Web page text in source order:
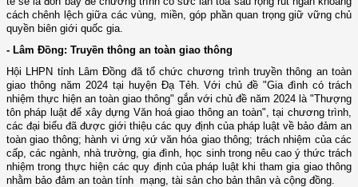
cách chênh lệch giữa các vùng, miền, góp phần quan trọng giữ vững chủ
quyền biên giới quốc gia.
- Lâm Đồng: Truyền thông an toàn giao thông
Hội LHPN tỉnh Lâm Đồng đã tổ chức chương trình truyền thông an toàn
giao thông năm 2024 tại huyện Đạ Tẻh. Với chủ đề "Gia đình có trách
nhiệm thực hiện an toàn giao thông" gắn với chủ đề năm 2024 là "Thượng
tôn pháp luật để xây dựng Văn hoá giao thông an toàn", tại chương trình,
các đại biểu đã được giới thiệu các quy định của pháp luật về bảo đảm an
toàn giao thông; hành vi ứng xứ văn hóa giao thông; trách nhiệm của các
cấp, các ngành, nhà trường, gia đình, học sinh trong nêu cao ý thức trách
nhiệm trong thực hiện các quy định của pháp luật khi tham gia giao thông
nhằm bảo đảm an toàn tính mạng, tài sản cho bản thân và cộng đồng.